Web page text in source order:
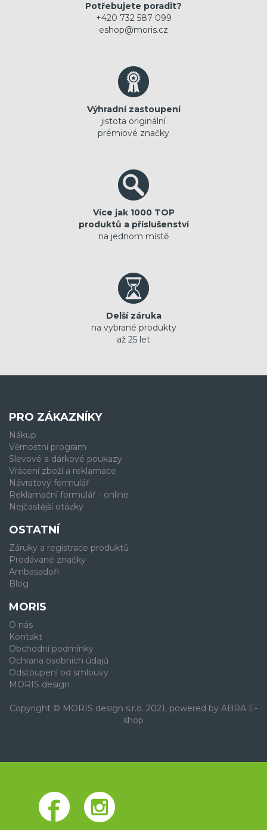
Potřebujete poradit?
+420 732 587 099
eshop@moris.cz
Výhradní zastoupení
jistota originální
prémiové značky
Více jak 1000 TOP
produktů a příslušenství
na jednom místě
Delší záruka
na vybrané produkty
až 25 let
PRO ZÁKAZNÍKY
Nákup
Věrnostní program
Slevové a dárkové poukazy
Vrácení zboží a reklamace
Návratový formulář
Reklamační formulář - online
Nejčastější otázky
OSTATNÍ
Záruky a registrace produktů
Prodávané značky
Ambasadoři
Blog
MORIS
O nás
Kontakt
Obchodní podmínky
Ochrana osobních údajů
Odstoupení od smlouvy
MORIS design
Copyright © MORIS design s.r.o. 2021, powered by ABRA E-
shop